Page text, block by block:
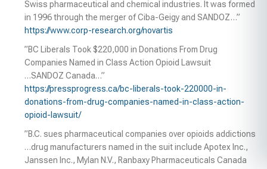
Swiss pharmaceutical and chemical industries. It was formed
in 1996 through the merger of Ciba-Geigy and SANDOZ…”
https://www.corp-research.org/novartis
”BC Liberals Took $220,000 in Donations From Drug
Companies Named in Class Action Opioid Lawsuit
…SANDOZ Canada…”
https://pressprogress.ca/bc-liberals-took-220000-in-
donations-from-drug-companies-named-in-class-action-
opioid-lawsuit/
”B.C. sues pharmaceutical companies over opioids addictions
…drug manufacturers named in the suit include Apotex Inc.,
Janssen Inc., Mylan N.V., Ranbaxy Pharmaceuticals Canada